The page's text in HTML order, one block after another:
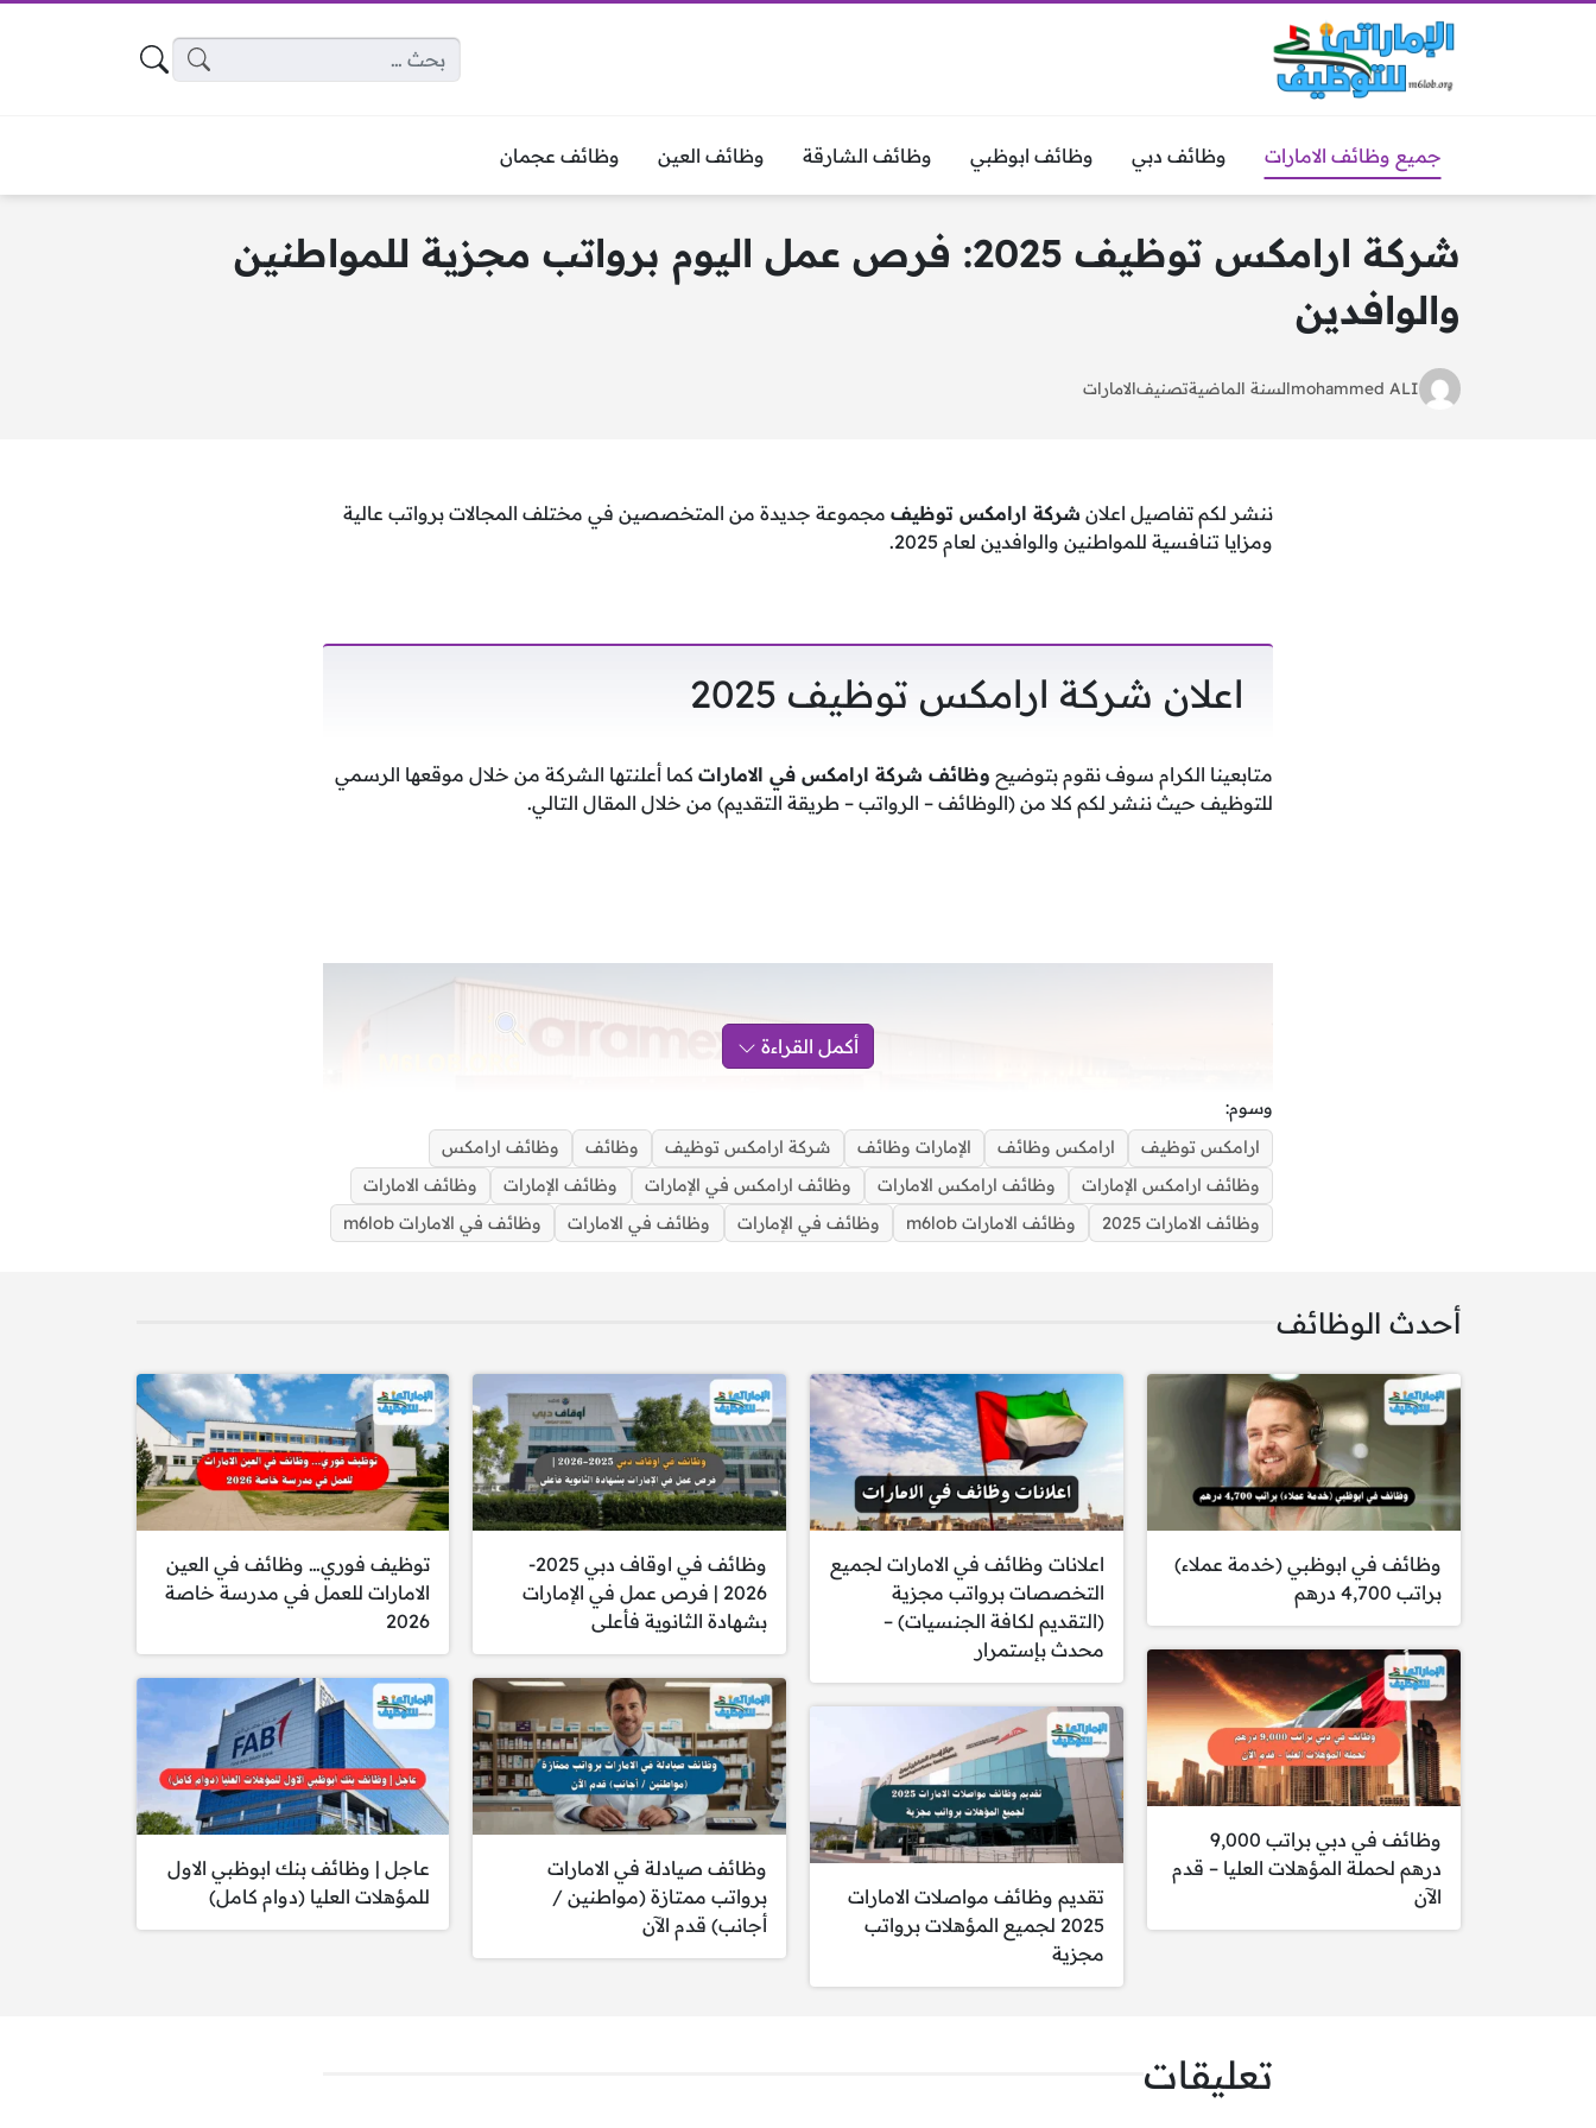
البحث عن:
جميع وظائف الامارات وظائف دبي وظائف ابوظبي وظائف الشارقة وظائف العين وظائف عجمان
شركة ارامكس توظيف 2025: فرص عمل اليوم برواتب مجزية للمواطنين
والوافدين
mohammed ALIالسنة الماضيةتصنيفالامارات
ننشر لكم تفاصيل اعلان شركة ارامكس توظيف مجموعة جديدة من المتخصصين في مختلف المجالات برواتب عالية
ومزايا تنافسية للمواطنين والوافدين لعام 2025.
اعلان شركة ارامكس توظيف 2025
متابعينا الكرام سوف نقوم بتوضيح وظائف شركة ارامكس في الامارات كما أعلنتها الشركة من خلال موقعها الرسمي
للتوظيف حيث ننشر لكم كلا من (الوظائف – الرواتب – طريقة التقديم) من خلال المقال التالي.
شركة ارامكس توظيف 2025: فرص عمل اليوم برواتب مجزية للمواطنين والوافدين
الوظائف:
1- مسؤول تطوير الأعمال – العين
أكمل القراءة
وسوم:
ارامكس توظيف
ارامكس وظائف الإمارات وظائف شركة ارامكس توظيف وظائف
وظائف ارامكس
وظائف ارامكس الإمارات
وظائف ارامكس الامارات وظائف ارامكس في الإمارات وظائف الإمارات
وظائف الامارات
وظائف الامارات 2025
وظائف الامارات m6lob وظائف في الإمارات وظائف في الامارات وظائف في الامارات m6lob
أحدث الوظائف
وظائف في ابوظبي (خدمة عملاء)
براتب 4,700 درهم
وظائف في دبي براتب 9,000
درهم لحملة المؤهلات العليا – قدم
الآن
اعلانات وظائف في الامارات لجميع
التخصصات برواتب مجزية
(التقديم لكافة الجنسيات) –
محدث بإستمرار
تقديم وظائف مواصلات الامارات
2025 لجميع المؤهلات برواتب
مجزية
وظائف في اوقاف دبي 2025-
2026 | فرص عمل في الإمارات
بشهادة الثانوية فأعلى
وظائف صيادلة في الامارات
برواتب ممتازة (مواطنين /
أجانب) قدم الآن
توظيف فوري… وظائف في العين
الامارات للعمل في مدرسة خاصة
2026
عاجل | وظائف بنك ابوظبي الاول
للمؤهلات العليا (دوام كامل)
تعليقات